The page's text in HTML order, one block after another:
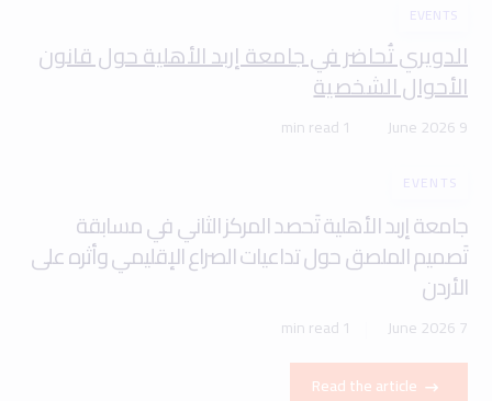
EVENTS
الدويري تُحاضر في جامعة إربد الأهلية حول قانون
الأحوال الشخصية
9 June 2026
1 min read
EVENTS
جامعة إربد الأهلية تَحصد المركز الثاني في مسابقة
تَصميم الملصق حول تداعيات الصراع الإقليمي وأثره على
الأردن
7 June 2026
1 min read
Read the article